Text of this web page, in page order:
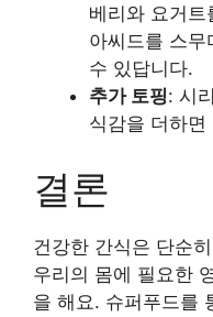
베리와 요거트
아씨드를 스
수 있답니다.
추가 토핑: 시
식감을 더하면
결론
건강한 간식은 단순
우리의 몸에 필요한
을 해요. 슈퍼푸드를